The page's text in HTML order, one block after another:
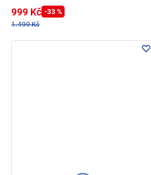
999 Kč -33 %
1.499 Kč